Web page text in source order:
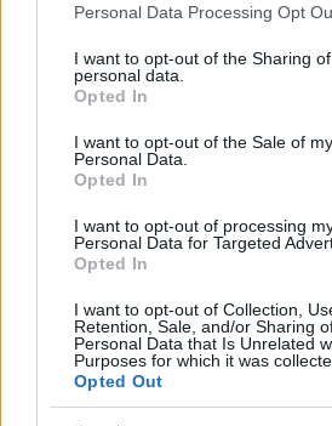
Please note that this website/app
not limited to your visit or usage
grant or deny consent to Google and
use your data for below specified
consent section.
Personal Data Processing Opt
I want to opt-out of the Sharing
personal data.
Opted In
I want to opt-out of the Sale of my
Personal Data.
Opted In
I want to opt-out of processing
Personal Data for Targeted
Opted In
I want to opt-out of Collection,
Retention, Sale, and/or Sharing
Personal Data that Is Unrelated
Purposes for which it was
Opted Out
XVIII. kerület
Szinte teljes hosszában
lakótelep legfontosabb utcáját
amelynek komplex
épülnek
csapadékvizet
Nem az üres,
épület